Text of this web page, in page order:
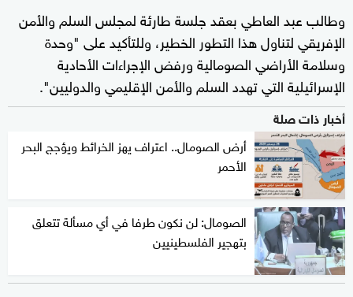
وطالب عبد العاطي بعقد جلسة طارئة لمجلس السلم والأمن
الإفريقي لتناول هذا التطور الخطير، وللتأكيد على "وحدة
وسلامة الأراضي الصومالية ورفض الإجراءات الأحادية
الإسرائيلية التي تهدد السلم والأمن الإقليمي والدوليين".
أخبار ذات صلة
أرض الصومال.. اعتراف يهز الخرائط ويؤجج البحر
الأحمر
الصومال: لن نكون طرفا في أي مسألة تتعلق
بتهجير الفلسطينيين